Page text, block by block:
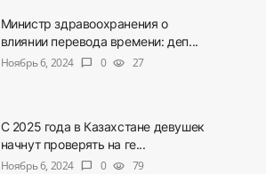
Министр здравоохранения о
влиянии перевода времени: деп...
Ноябрь 6, 2024
chat_bubble 0 visibility 27
С 2025 года в Казахстане девушек
начнут проверять на ге...
Ноябрь 6, 2024
chat_bubble 0 visibility 79